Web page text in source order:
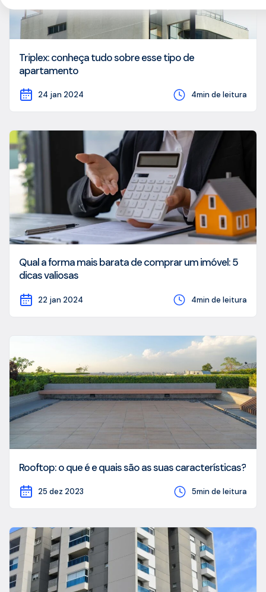
Triplex: conheça tudo sobre esse tipo de
apartamento
24 jan 2024 4min de leitura
Qual a forma mais barata de comprar um imóvel: 5
dicas valiosas
22 jan 2024 4min de leitura
Rooftop: o que é e quais são as suas características?
25 dez 2023 5min de leitura